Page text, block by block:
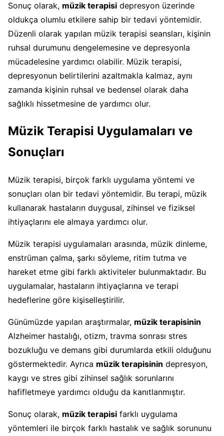
Sonuç olarak, müzik terapisi depresyon üzerinde
oldukça olumlu etkilere sahip bir tedavi yöntemidir.
Düzenli olarak yapılan müzik terapisi seansları, kişinin
ruhsal durumunu dengelemesine ve depresyonla
mücadelesine yardımcı olabilir. Müzik terapisi,
depresyonun belirtilerini azaltmakla kalmaz, aynı
zamanda kişinin ruhsal ve bedensel olarak daha
sağlıklı hissetmesine de yardımcı olur.
Müzik Terapisi Uygulamaları ve
Sonuçları
Müzik terapisi, birçok farklı uygulama yöntemi ve
sonuçları olan bir tedavi yöntemidir. Bu terapi, müzik
kullanarak hastaların duygusal, zihinsel ve fiziksel
ihtiyaçlarını ele almaya yardımcı olur.
Müzik terapisi uygulamaları arasında, müzik dinleme,
enstrüman çalma, şarkı söyleme, ritim tutma ve
hareket etme gibi farklı aktiviteler bulunmaktadır. Bu
uygulamalar, hastaların ihtiyaçlarına ve terapi
hedeflerine göre kişiselleştirilir.
Günümüzde yapılan araştırmalar, müzik terapisinin
Alzheimer hastalığı, otizm, travma sonrası stres
bozukluğu ve demans gibi durumlarda etkili olduğunu
göstermektedir. Ayrıca müzik terapisinin depresyon,
kaygı ve stres gibi zihinsel sağlık sorunlarını
hafifletmeye yardımcı olduğu da kanıtlanmıştır.
Sonuç olarak, müzik terapisi farklı uygulama
yöntemleri ile birçok farklı hastalık ve sağlık sorununu